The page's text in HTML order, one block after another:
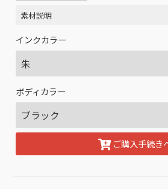
素材説明
インクカラー
ボディカラー
ご購入手続き